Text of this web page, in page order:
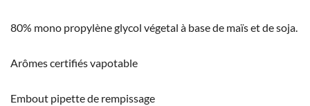
80% mono propylène glycol végetal à base de maïs et de soja.
Arômes certifiés vapotable
Embout pipette de rempissage